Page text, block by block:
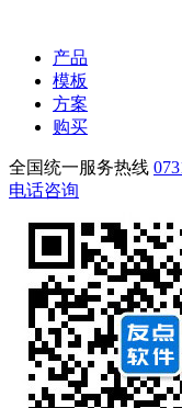
产品
模板
方案
购买
全国统一服务热线
电话咨询